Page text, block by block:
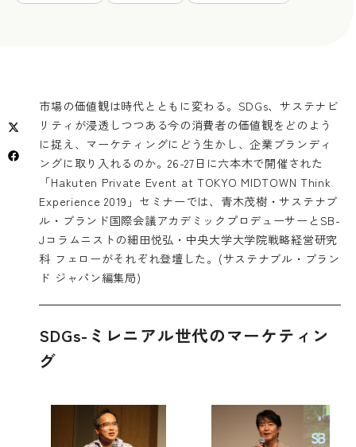
市場の価値観は時代とともに変わる。SDGs、サステナビ
リティが浸透しつつある今の消費者の価値観をどのよう
に捉え、マーケティングにどう生かし、企業ブランディ
ングに取り入れるのか。26-27日に六本木で開催された
「Hakuten Private Event at TOKYO MIDTOWN Think
Experience 2019」セミナーでは、青木茂樹・サステナブ
ル・ブランド国際会議アカデミックプロデューサーとSB-
Jコラムニストの細田悦弘・中央大学大学院戦略経営研究
科 フェローがそれぞれ登壇した。(サステナブル・ブラン
ド ジャパン編集局)
SDGs-ミレニアル世代のマーケティン
グ